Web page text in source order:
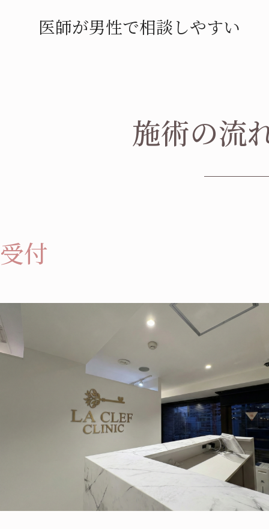
医師が男性で相談しやすい
施術の流
受付